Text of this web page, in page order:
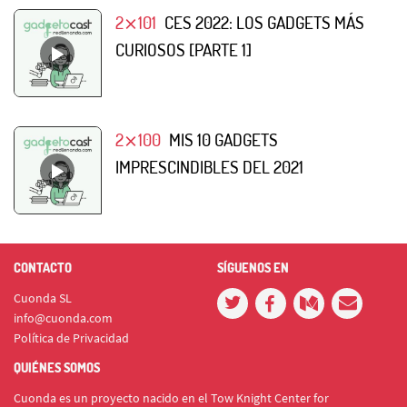
2⨯101 CES 2022: LOS GADGETS MÁS
CURIOSOS [PARTE 1]
2⨯100 MIS 10 GADGETS
IMPRESCINDIBLES DEL 2021
CONTACTO
Cuonda SL
info@cuonda.com
Política de Privacidad
SÍGUENOS EN
QUIÉNES SOMOS
Cuonda es un proyecto nacido en el Tow Knight Center for